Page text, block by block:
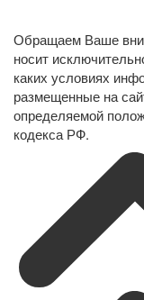
Обращаем Ваше
носит
каких условиях
размещенные на
определяемой
кодекса РФ.